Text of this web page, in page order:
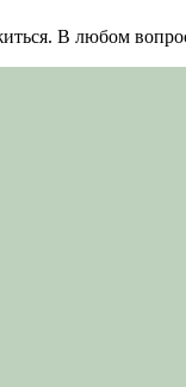
В любом